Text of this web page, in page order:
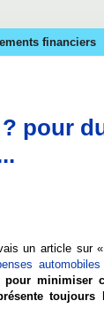
financiers
pour
un article sur «
automobiles
pour minimiser
toujours